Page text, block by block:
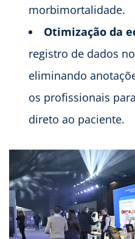
morbimortalidade.
Otimização da
registro de dados
eliminando
os profissionais
direto ao paciente.